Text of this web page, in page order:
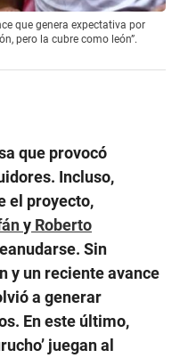
que genera expectativa por
pero la cubre como león”.
que provocó
Incluso,
el proyecto,
y Roberto
Sin
y un reciente avance
a generar
En este último,
juegan al